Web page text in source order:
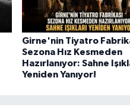
Girne'nin Tiyatro
Sezona Hız Kesmeden
Hazırlanıyor: Sahne
Yeniden Yanıyor!